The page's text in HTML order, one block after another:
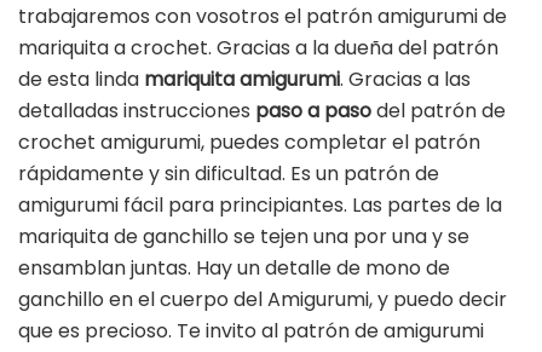
trabajaremos con vosotros el patrón amigurumi de
mariquita a crochet. Gracias a la dueña del patrón
de esta linda mariquita amigurumi. Gracias a las
detalladas instrucciones paso a pasodel patrón de
crochet amigurumi, puedes completar el patrón
rápidamente y sin dificultad. Es un patrón de
amigurumi fácil para principiantes. Las partes de la
mariquita de ganchillo se tejen una por una y se
ensamblan juntas. Hay un detalle de mono de
ganchillo en el cuerpo del Amigurumi, y puedo decir
que es precioso. Te invito al patrón de amigurumi